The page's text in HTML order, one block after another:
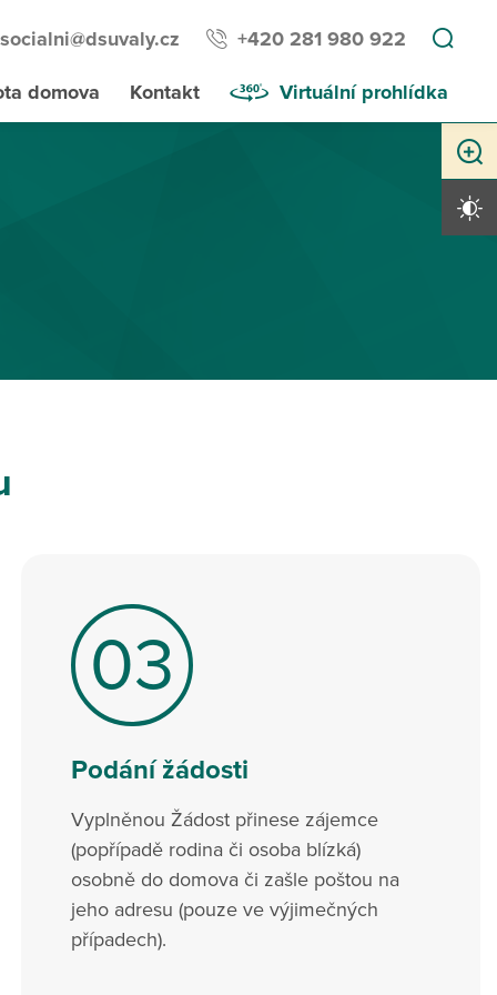
socialni@dsuvaly.cz +420 281 980 922
domova Kontakt Virtuální prohlídka
03
Podání žádosti
Vyplněnou Žádost přinese zájemce
(popřípadě rodina či osoba blízká)
osobně do domova či zašle poštou na
jeho adresu (pouze ve výjimečných
případech).